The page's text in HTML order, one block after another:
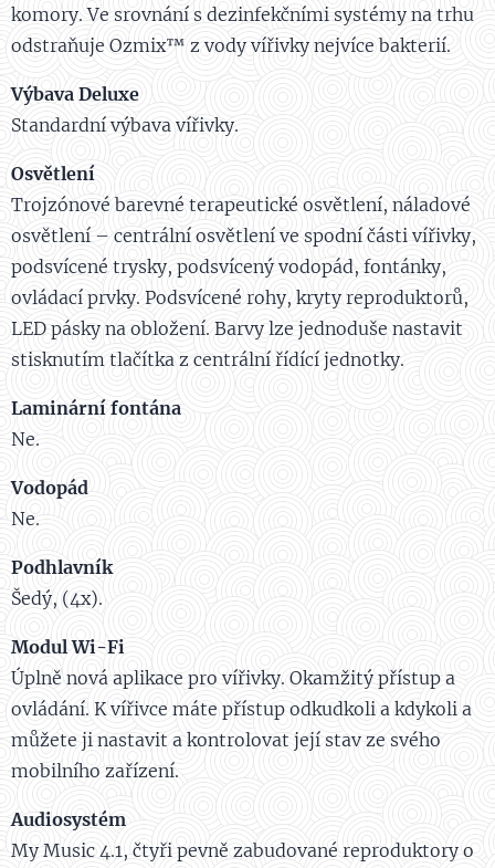
komory. Ve srovnání s dezinfekčními systémy na trhu
odstraňuje Ozmix™ z vody vířivky nejvíce bakterií.
Výbava Deluxe
Standardní výbava vířivky.
Osvětlení
Trojzónové barevné terapeutické osvětlení, náladové
osvětlení – centrální osvětlení ve spodní části vířivky,
podsvícené trysky, podsvícený vodopád, fontánky,
ovládací prvky. Podsvícené rohy, kryty reproduktorů,
LED pásky na obložení. Barvy lze jednoduše nastavit
stisknutím tlačítka z centrální řídící jednotky.
Laminární fontána
Ne.
Vodopád
Ne.
Podhlavník
Šedý, (4x).
Modul Wi-Fi
Úplně nová aplikace pro vířivky. Okamžitý přístup a
ovládání. K vířivce máte přístup odkudkoli a kdykoli a
můžete ji nastavit a kontrolovat její stav ze svého
mobilního zařízení.
Audiosystém
My Music 4.1, čtyři pevně zabudované reproduktory o